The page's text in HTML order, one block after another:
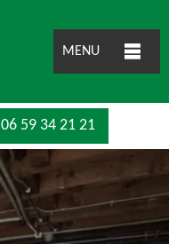
MENU
06 59 34 21 21